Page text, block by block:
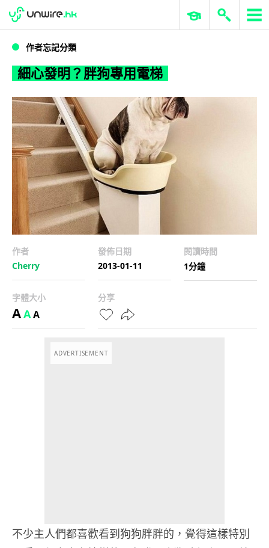
細心發明？胖狗專用電梯
WWDC 2026 ERP 與商業 AI
作者忘記分類
細心發明？胖狗專用電梯
作者
Cherry
發佈日期
2013-01-11
閱讀時間
1分鐘
字體大小
AAA
分享
ADVERTISEMENT
不少主人們都喜歡看到狗狗胖胖的，覺得這樣特別